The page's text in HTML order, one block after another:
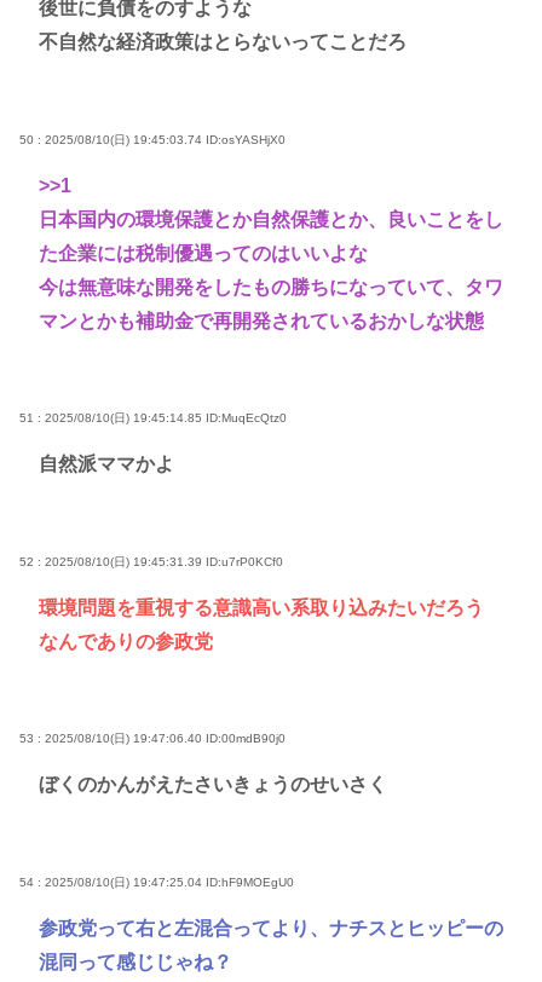
後世に負債をのすような
不自然な経済政策はとらないってことだろ
50 : 2025/08/10(日) 19:45:03.74 ID:osYASHjX0
>>1
日本国内の環境保護とか自然保護とか、良いことをし
た企業には税制優遇ってのはいいよな
今は無意味な開発をしたもの勝ちになっていて、タワ
マンとかも補助金で再開発されているおかしな状態
51 : 2025/08/10(日) 19:45:14.85 ID:MuqEcQtz0
自然派ママかよ
52 : 2025/08/10(日) 19:45:31.39 ID:u7rP0KCf0
環境問題を重視する意識高い系取り込みたいだろう
なんでありの参政党
53 : 2025/08/10(日) 19:47:06.40 ID:00mdB90j0
ぼくのかんがえたさいきょうのせいさく
54 : 2025/08/10(日) 19:47:25.04 ID:hF9MOEgU0
参政党って右と左混合ってより、ナチスとヒッピーの
混同って感じじゃね？